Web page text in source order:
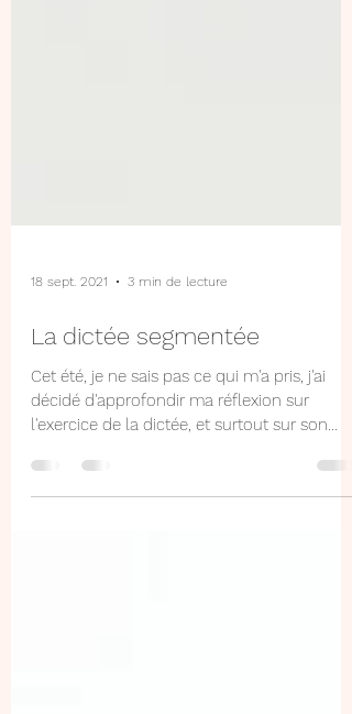
18 sept. 2021 3 min de lecture
La dictée segmentée
Cet été, je ne sais pas ce qui m'a pris, j'ai
l'exercice de la dictée, et surtout sur son...